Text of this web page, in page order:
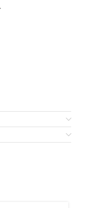
נעלי נייק נשים וגברים ועוד.